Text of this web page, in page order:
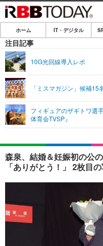
ホーム
IT・デジタル
ショッピング
SPEED TEST
エンタメ
エンタメTOP
音楽
ショッピング
ライフ
ライフTOP
ペット
その他
リリース一覧
プッシュ通知の停止方法
ホーム IT・デジタル
注目記事
10G光回線導入レポ
「ミスマガジン」候補15
フィギュアのザギトワ選
体育会TVSP』
森泉、結婚＆妊娠初の公
「ありがとう！」 2枚目